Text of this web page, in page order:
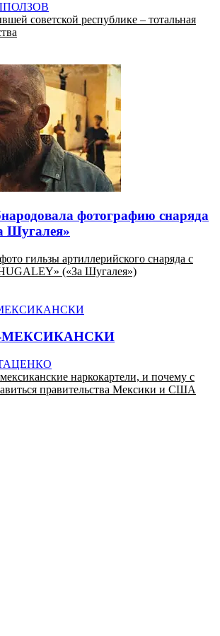
советской республике – тотальная
фотографию снаряда
Шугалея»
гильзы артиллерийского снаряда с
(«За Шугалея»)
МЕКСИКАНСКИ
наркокартели, и почему с
правительства Мексики и США